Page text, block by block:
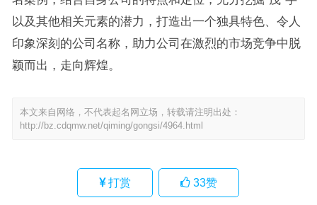
以及其他相关元素的潜力，打造出一个独具特色、令人
印象深刻的公司名称，助力公司在激烈的市场竞争中脱
颖而出，走向辉煌。
本文来自网络，不代表起名网立场，转载请注明出处：
http://bz.cdqmw.net/qiming/gongsi/4964.html
打赏 33赞